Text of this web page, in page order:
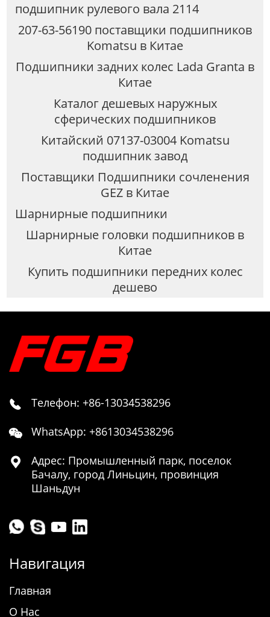
подшипник рулевого вала 2114
207-63-56190 поставщики подшипников
Komatsu в Китае
Подшипники задних колес Lada Granta в
Китае
Каталог дешевых наружных
сферических подшипников
Китайский 07137-03004 Komatsu
подшипник завод
Поставщики Подшипники сочленения
GEZ в Китае
Шарнирные подшипники
Шарнирные головки подшипников в
Китае
Купить подшипники передних колес
дешево
 Телефон: +86-13034538296
 WhatsApp: +8613034538296

Адрес: Промышленный парк, поселок
Бачалу, город Линьцин, провинция
Шаньдун
Навигация
Главная
О Нас